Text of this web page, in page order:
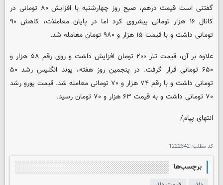
گفتنی است قیمت درهم، صبح روز چهارشنبه با افزایش ۸۰ تومانی در
کانال ۱۶ هزار تومانی پیشروی کرد اما در پایان معاملات، کاهش ۹۰
تومانی داشت و با قیمت ۱۵ هزار و ۹۸۰ تومان معامله شد.
علاوه بر آن، قیمت تتر ۲۰۰ تومان افزایش داشت و روی رقم ۵۸ هزار و
۶۵۰ تومانی قرار گرفت. در پنجمین روز هفته، پوند انگلیس رشد ۵۰
تومانی داشت و با رقم ۷۴ هزار و ۷۰ تومانی معامله شد. قیمت یورو رشد
۷۰ تومانی داشت و به قیمت ۶۳ هزار و ۷۰ تومان رسید.
انتهای پیام/
کد مطلب: 1222342
برچسب‌ها